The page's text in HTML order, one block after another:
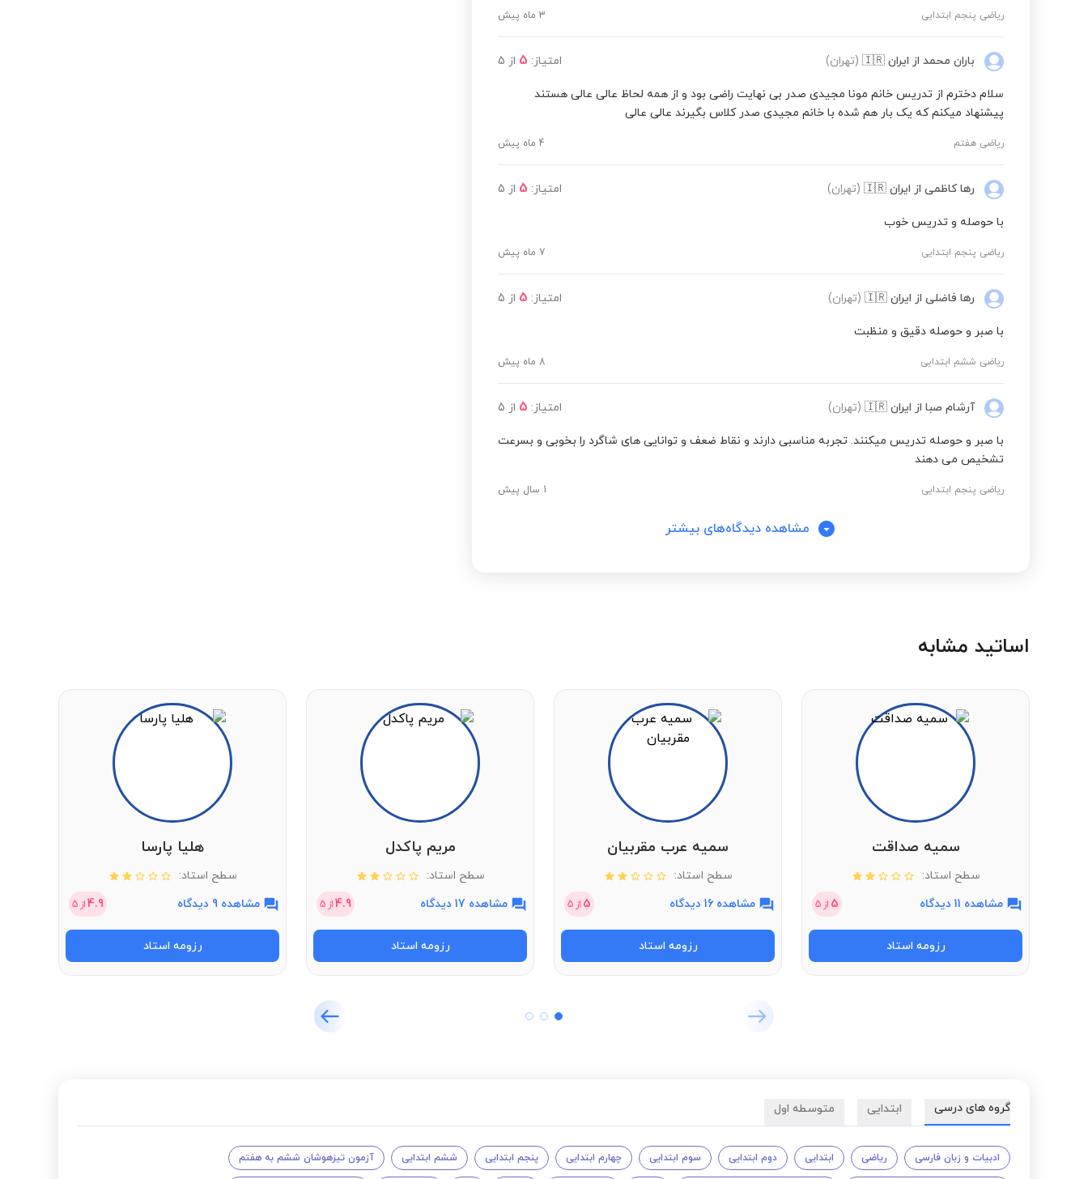
ریاضی ششم به هفتم نمونه دولتی مشاهده قیمت
ریاضی ششم به هفتم مدارس برتر مشاهده قیمت
نگارش فارسی پنجم ابتدایی
علوم تجربی ششم ابتدایی
علوم تجربی ششم به هفتم تیزهوشان
ریاضی پنجم ابتدایی 3 ماه پیش
باران محمد از ایران 🇮🇷 (تهران) امتیاز: 5 از 5
سلام دخترم از تدریس خانم مونا مجیدی صدر بی نهایت راضی بود و از همه لحاظ عالی عالی هستند
پیشنهاد میکنم که یک بار هم شده با خانم مجیدی صدر کلاس بگیرند عالی عالی
ریاضی هفتم 4 ماه پیش
رها کاظمی از ایران 🇮🇷 (تهران) امتیاز: 5 از 5
با حوصله و تدریس خوب
ریاضی پنجم ابتدایی 7 ماه پیش
رها فاضلی از ایران 🇮🇷 (تهران) امتیاز: 5 از 5
با صبر و حوصله دقیق و منظبت
ریاضی ششم ابتدایی 8 ماه پیش
آرشام صبا از ایران 🇮🇷 (تهران) امتیاز: 5 از 5
با صبر و حوصله تدریس میکنند. تجربه مناسبی دارند و نقاط ضعف و توانایی های شاگرد را بخوبی و بسرعت
تشخیص می دهند
ریاضی پنجم ابتدایی 1 سال پیش
مشاهده دیدگاه‌های بیشتر
اساتید مشابه
سمیه صداقت
سطح استاد:
مشاهده 11 دیدگاه
5 از 5
رزومه استاد
سمیه عرب مقربیان
سطح استاد:
مشاهده 16 دیدگاه
5 از 5
رزومه استاد
مریم پاکدل
سطح استاد:
مشاهده 17 دیدگاه
4.9از 5
رزومه استاد
هلیا پارسا
سطح استاد:
مشاهده 9 دیدگاه
4.9از 5
رزومه استاد
گروه های درسی ابتدایی متوسطه اول
ادبیات و زبان فارسی ریاضی ابتدایی دوم ابتدایی سوم ابتدایی چهارم ابتدایی پنجم ابتدایی ششم ابتدایی آزمون تیزهوشان ششم به هفتم